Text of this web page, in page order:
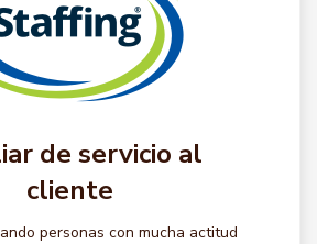
de servicio al
cliente
personas con mucha actitud